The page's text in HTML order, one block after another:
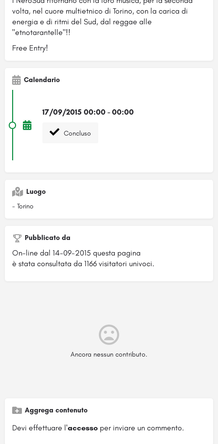
volta, nel cuore multietnico di Torino, con la carica di
energia e di ritmi del Sud, dal reggae alle
"etnotarantelle"!!
Free Entry!
Calendario
17/09/2015 00:00 - 00:00
Concluso
Luogo
- Torino
Pubblicato da
On-line dal 14-09-2015 questa pagina
è stata consultata da 1166 visitatori univoci.
Ancora nessun contributo.
Aggrega contenuto
Devi effettuare l'accesso per inviare un commento.